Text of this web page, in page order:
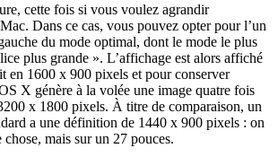
cette fois si vous voulez agrandir
Dans ce cas, vous pouvez opter pour l’un
du mode optimal, dont le mode le plus
plus grande ». L’affichage est alors affiché
en 1600 x 900 pixels et pour conserver
X génère à la volée une image quatre fois
x 1800 pixels. À titre de comparaison, un
a une définition de 1440 x 900 pixels : on
mais sur un 27 pouces.